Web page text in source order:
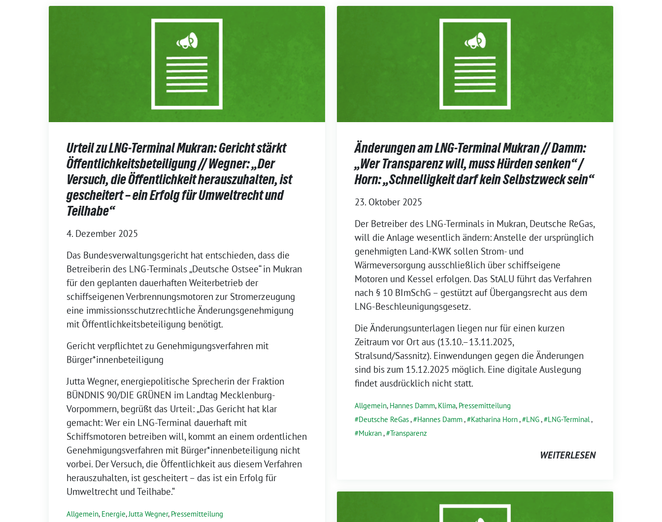
Urteil zu LNG-Terminal Mukran: Gericht stärkt
Öffentlichkeitsbeteiligung // Wegner: „Der
Versuch, die Öffentlichkeit herauszuhalten, ist
gescheitert – ein Erfolg für Umweltrecht und
Teilhabe“
4. Dezember 2025
Das Bundesverwaltungsgericht hat entschieden, dass die
Betreiberin des LNG-Terminals „Deutsche Ostsee“ in Mukran
für den geplanten dauerhaften Weiterbetrieb der
schiffseigenen Verbrennungsmotoren zur Stromerzeugung
eine immissionsschutzrechtliche Änderungsgenehmigung
mit Öffentlichkeitsbeteiligung benötigt.
Gericht verpflichtet zu Genehmigungsverfahren mit
Bürger*innenbeteiligung
Jutta Wegner, energiepolitische Sprecherin der Fraktion
BÜNDNIS 90/DIE GRÜNEN im Landtag Mecklenburg-
Vorpommern, begrüßt das Urteil: „Das Gericht hat klar
gemacht: Wer ein LNG-Terminal dauerhaft mit
Schiffsmotoren betreiben will, kommt an einem ordentlichen
Genehmigungsverfahren mit Bürger*innenbeteiligung nicht
vorbei. Der Versuch, die Öffentlichkeit aus diesem Verfahren
herauszuhalten, ist gescheitert – das ist ein Erfolg für
Umweltrecht und Teilhabe.“
Allgemein, Energie,Jutta Wegner, Pressemitteilung
Änderungen am LNG-Terminal Mukran // Damm:
„Wer Transparenz will, muss Hürden senken“ /
Horn: „Schnelligkeit darf kein Selbstzweck sein“
23. Oktober 2025
Der Betreiber des LNG-Terminals in Mukran, Deutsche ReGas,
will die Anlage wesentlich ändern: Anstelle der ursprünglich
genehmigten Land-KWK sollen Strom- und
Wärmeversorgung ausschließlich über schiffseigene
Motoren und Kessel erfolgen. Das StALU führt das Verfahren
nach § 10 BImSchG – gestützt auf Übergangsrecht aus dem
LNG-Beschleunigungsgesetz.
Die Änderungsunterlagen liegen nur für einen kurzen
Zeitraum vor Ort aus (13.10.–13.11.2025,
Stralsund/Sassnitz). Einwendungen gegen die Änderungen
sind bis zum 15.12.2025 möglich. Eine digitale Auslegung
findet ausdrücklich nicht statt.
Allgemein, Hannes Damm, Klima, Pressemitteilung
Deutsche ReGas, Hannes Damm, Katharina Horn, LNG, LNG-Terminal,
Mukran, Transparenz
WEITERLESEN